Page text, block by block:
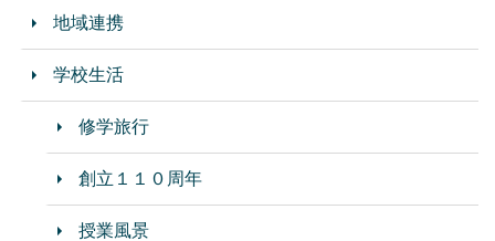
地域連携
学校生活
修学旅行
創立１１０周年
授業風景